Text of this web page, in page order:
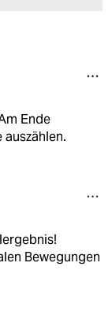
Ende
Bewegungen